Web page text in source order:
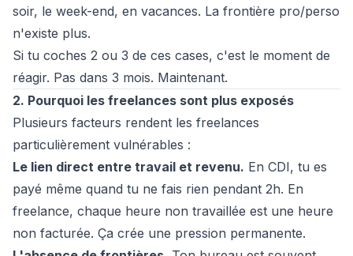
soir, le week-end, en vacances. La frontière pro/perso
n'existe plus.
Si tu coches 2 ou 3 de ces cases, c'est le moment de
réagir. Pas dans 3 mois. Maintenant.
2. Pourquoi les freelances sont plus exposés
Plusieurs facteurs rendent les freelances
particulièrement vulnérables :
Le lien direct entre travail et revenu. En CDI, tu es
payé même quand tu ne fais rien pendant 2h. En
freelance, chaque heure non travaillée est une heure
non facturée. Ça crée une pression permanente.